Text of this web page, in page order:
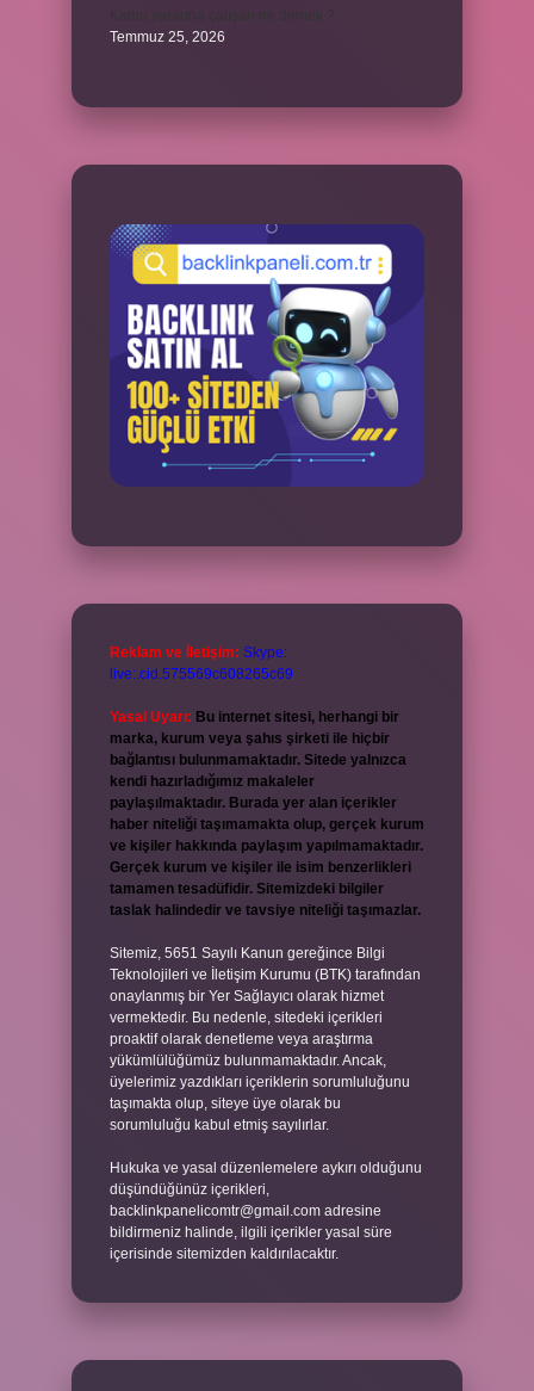
Temmuz 25, 2026
Reklam ve İletişim: Skype:
live:.cid.575569c608265c69
Yasal Uyarı: Bu internet sitesi, herhangi bir
marka, kurum veya şahıs şirketi ile hiçbir
bağlantısı bulunmamaktadır. Sitede yalnızca
kendi hazırladığımız makaleler
paylaşılmaktadır. Burada yer alan içerikler
haber niteliği taşımamakta olup, gerçek kurum
ve kişiler hakkında paylaşım yapılmamaktadır.
Gerçek kurum ve kişiler ile isim benzerlikleri
tamamen tesadüfidir. Sitemizdeki bilgiler
taslak halindedir ve tavsiye niteliği taşımazlar.
Sitemiz, 5651 Sayılı Kanun gereğince Bilgi
Teknolojileri ve İletişim Kurumu (BTK) tarafından
onaylanmış bir Yer Sağlayıcı olarak hizmet
vermektedir. Bu nedenle, sitedeki içerikleri
proaktif olarak denetleme veya araştırma
yükümlülüğümüz bulunmamaktadır. Ancak,
üyelerimiz yazdıkları içeriklerin sorumluluğunu
taşımakta olup, siteye üye olarak bu
sorumluluğu kabul etmiş sayılırlar.
Hukuka ve yasal düzenlemelere aykırı olduğunu
düşündüğünüz içerikleri,
backlinkpanelicomtr@gmail.com adresine
bildirmeniz halinde, ilgili içerikler yasal süre
içerisinde sitemizden kaldırılacaktır.